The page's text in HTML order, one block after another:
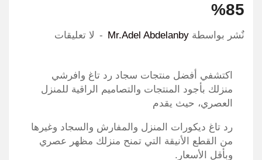
85%
نٌشر بواسطة Mr.Adel Abdelanby لا تعليقات
اكتشفي أفضل منتجات سجاد رد تاغ وافرشي
منزلك بأجود المنتجات والتصاميم الراقية للمنزل
العصري، حيث يقدم
رد تاغ ديكورات المنزل والمفارش والسجاد وغيرها
من القطع الأنيقة التي تمنح منزلك مظهر عصري
وبأقل الأسعار.